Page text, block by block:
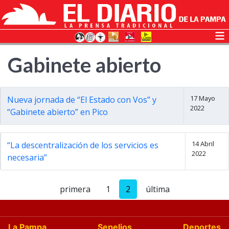
Gabinete abierto
Nueva jornada de “El Estado con Vos” y
“Gabinete abierto” en Pico
17 Mayo
2022
“La descentralización de los servicios es
necesaria”
14 Abril
2022
primera 1 2 última
La Pampa Sepelios Deportes